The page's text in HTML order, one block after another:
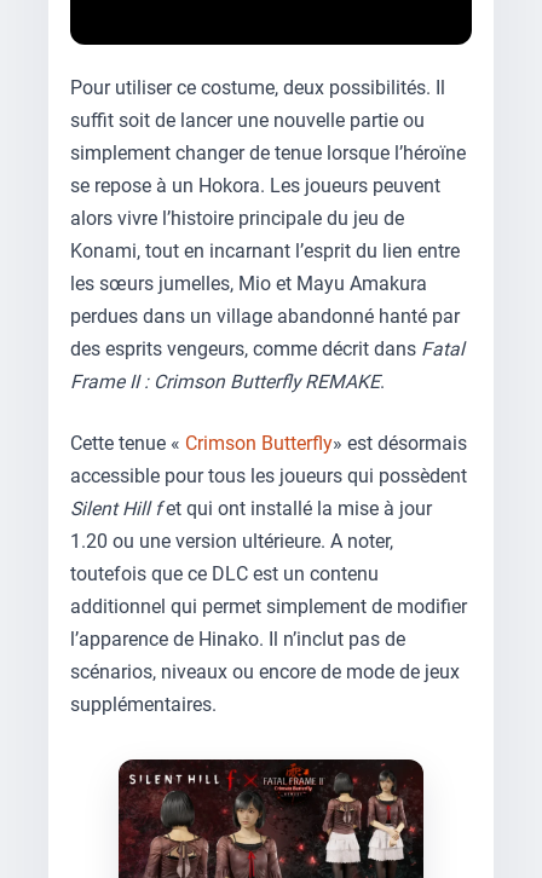
Pour utiliser ce costume, deux possibilités. Il
suffit soit de lancer une nouvelle partie ou
simplement changer de tenue lorsque l’héroïne
se repose à un Hokora. Les joueurs peuvent
alors vivre l’histoire principale du jeu de
Konami, tout en incarnant l’esprit du lien entre
les sœurs jumelles, Mio et Mayu Amakura
perdues dans un village abandonné hanté par
des esprits vengeurs, comme décrit dansFatal
Frame II : Crimson Butterfly REMAKE.
Cette tenue « Crimson Butterfly» est désormais
accessible pour tous les joueurs qui possèdent
Silent Hill fet qui ont installé la mise à jour
1.20 ou une version ultérieure. A noter,
toutefois que ce DLC est un contenu
additionnel qui permet simplement de modifier
l’apparence de Hinako. Il n’inclut pas de
scénarios, niveaux ou encore de mode de jeux
supplémentaires.